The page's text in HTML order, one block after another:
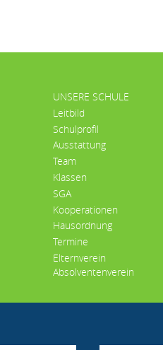
UNSERE SCHULE
Leitbild
Schulprofil
Ausstattung
Team
Klassen
SGA
Kooperationen
Hausordnung
Termine
Elternverein
Absolventenverein